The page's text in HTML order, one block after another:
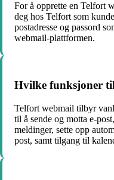
For å opprette en Telfort
deg hos Telfort som
postadresse og passord
webmail-plattformen.
Hvilke funksjoner
Telfort webmail tilbyr
til å sende og motta e-
meldinger, sette opp
post, samt tilgang til